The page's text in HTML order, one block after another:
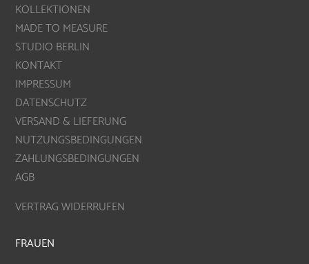
KOLLEKTIONEN
MADE TO MEASURE
STUDIO BERLIN
KONTAKT
IMPRESSUM
DATENSCHUTZ
VERSAND & LIEFERUNG
NUTZUNGSBEDINGUNGEN
ZAHLUNGSBEDINGUNGEN
AGB
VERTRAG WIDERRUFEN
FRAUEN